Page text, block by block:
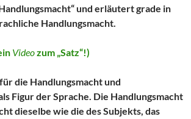
und erläutert grade in
Handlungsmacht.
Videozum „Satz“!)
die Handlungsmacht und
Figur der Sprache. Die Handlungsmacht
dieselbe wie die des Subjekts, das